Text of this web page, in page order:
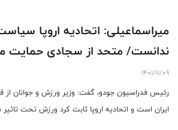
میراسماعیلی: اتحادیه اروپا
ندانست/ متحد از سجادی حمایت
1401/11/09
رئیس فدراسیون جودو، گفت: وزیر ورزش و جوانان از
ایران است و اتحادیه اروپا ثابت کرد ورزش تحت